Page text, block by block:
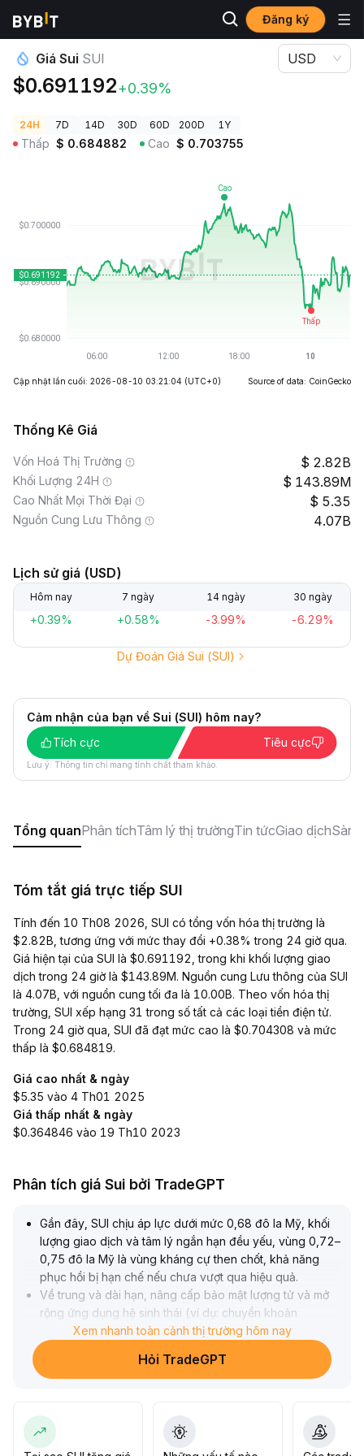
Đăng ký
Giá Tiền Điện Tử
Giá Sui SUI
$0.691192+0.39%
USD
24H 7D 14D 30D 60D 200D 1Y
Thấp $ 0.684882 Cao $ 0.703755
Cập nhật lần cuối: 2026-08-10 03:21:04 (UTC+0) Source of data: CoinGecko
Thống Kê Giá
Vốn Hoá Thị Trường 2.82B
Khối Lượng 24H 143.89M
Cao Nhất Mọi Thời Đại 5.35
Nguồn Cung Lưu Thông 4.07B
Lịch sử giá (USD)
Hôm nay 7 ngày 14 ngày 30 ngày
+0.39% +0.58% -3.99% -6.29%
Dự Đoán Giá Sui (SUI)
Cảm nhận của bạn về Sui (SUI) hôm nay?
Tích cực
Tiêu cực
Lưu ý: Thông tin chỉ mang tính chất tham khảo.
Tổng quanPhân tíchTâm lý thị trườngTin tứcGiao dịchSàn
Tóm tắt giá trực tiếp SUI
Tính đến 10 Th08 2026, SUI có tổng vốn hóa thị trường là
$2.82B, tương ứng với mức thay đổi +0.38% trong 24 giờ qua.
Giá hiện tại của SUI là $0.691192, trong khi khối lượng giao
dịch trong 24 giờ là $143.89M. Nguồn cung Lưu thông của SUI
là 4.07B, với nguồn cung tối đa là 10.00B. Theo vốn hóa thị
trường, SUI xếp hạng 31 trong số tất cả các loại tiền điện tử.
Trong 24 giờ qua, SUI đã đạt mức cao là $0.704308 và mức
thấp là $0.684819.
Giá cao nhất & ngày
$5.35 vào 4 Th01 2025
Giá thấp nhất & ngày
$0.364846 vào 19 Th10 2023
Phân tích giá Sui bởi TradeGPT
Gần đây, SUI chịu áp lực dưới mức 0,68 đô la Mỹ, khối
lượng giao dịch và tâm lý ngắn hạn đều yếu, vùng 0,72–
0,75 đô la Mỹ là vùng kháng cự then chốt, khả năng
phục hồi bị hạn chế nếu chưa vượt qua hiệu quả.
Về trung và dài hạn, nâng cấp bảo mật lượng tử và mở
rộng ứng dụng hệ sinh thái (ví dụ: chuyển khoản
Stablecoin miễn Gas, thế chấp DeFi đa chuỗi) giúp củng
cố lợi thế cạnh tranh của mạng lưới, nâng cao niềm tin
của tổ chức tham gia.
và bổ sung đội ngũ công nghệ
Khuyến nghị nhà đầu tư ngắn hạn mua thấp bán cao,
Xem nhanh toàn cảnh thị trường hôm nay
Hỏi TradeGPT